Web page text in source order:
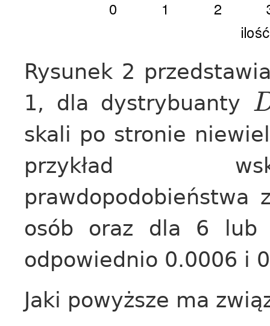
Rysunek 2
1, dla dystrybuanty
skali po stronie
przykład
prawdopodobieństwa
osób oraz dla 6 lub
odpowiednio 0.0006 i
Jaki powyższe ma